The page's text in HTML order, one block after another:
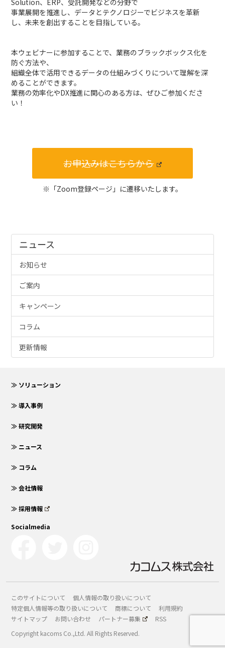
Solution、ERP、受託開発などの分野で
事業展開を推進し、データとテクノロジーでビジネスを革新
し、未来を創出することを目指している。
本ウェビナーに参加することで、業務のブラックボックス化を
防ぐ方法や、
組織全体で活用できるデータの仕組みづくりについて理解を深
めることができます。
業務の効率化やDX推進に関心のある方は、ぜひご参加くださ
い！
お申込みはこちらから
※「Zoom登録ページ」に遷移いたします。
ニュース
お知らせ
ご案内
キャンペーン
コラム
更新情報
≫ ソリューション
≫ 導入事例
≫ 研究開発
≫ ニュース
≫ コラム
≫ 会社情報
≫ 採用情報
Socialmedia
このサイトについて
個人情報の取り扱いについて
特定個人情報等の取り扱いについて
商標について
利用規約
サイトマップ
お問い合わせ パートナー募集
RSS
Copyright kacoms Co.,Ltd. All Rights Reserved.